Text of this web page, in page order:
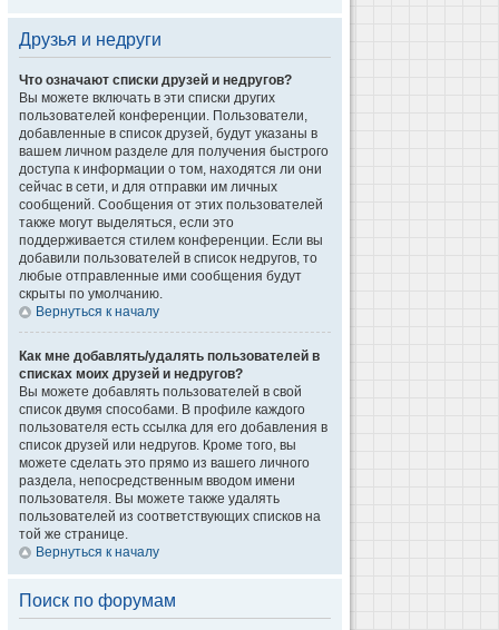
Друзья и недруги
Что означают списки друзей и недругов?
Вы можете включать в эти списки других
пользователей конференции. Пользователи,
добавленные в список друзей, будут указаны в
вашем личном разделе для получения быстрого
доступа к информации о том, находятся ли они
сейчас в сети, и для отправки им личных
сообщений. Сообщения от этих пользователей
также могут выделяться, если это
поддерживается стилем конференции. Если вы
добавили пользователей в список недругов, то
любые отправленные ими сообщения будут
скрыты по умолчанию.
Вернуться к началу
Как мне добавлять/удалять пользователей в
списках моих друзей и недругов?
Вы можете добавлять пользователей в свой
список двумя способами. В профиле каждого
пользователя есть ссылка для его добавления в
список друзей или недругов. Кроме того, вы
можете сделать это прямо из вашего личного
раздела, непосредственным вводом имени
пользователя. Вы можете также удалять
пользователей из соответствующих списков на
той же странице.
Вернуться к началу
Поиск по форумам